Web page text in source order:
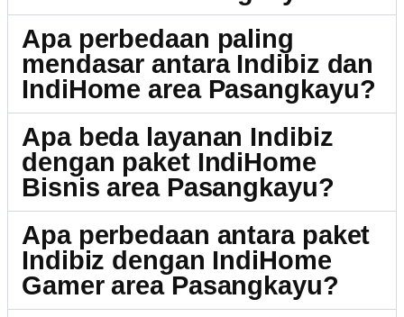
Apa perbedaan paling
mendasar antara Indibiz dan
IndiHome area Pasangkayu?
Apa beda layanan Indibiz
dengan paket IndiHome
Bisnis area Pasangkayu?
Apa perbedaan antara paket
Indibiz dengan IndiHome
Gamer area Pasangkayu?